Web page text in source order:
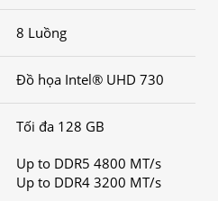
8 Luồng
Đồ họa Intel® UHD 730
Tối đa 128 GB
Up to DDR5 4800 MT/s
Up to DDR4 3200 MT/s